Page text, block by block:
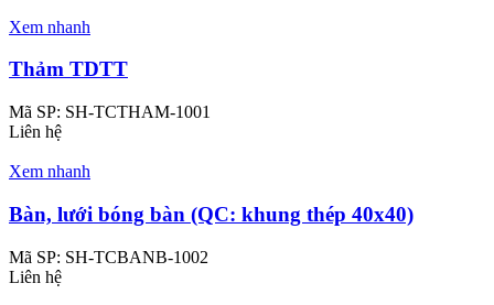
Xem nhanh
Thảm TDTT
Mã SP: SH-TCTHAM-1001
Liên hệ
Xem nhanh
Bàn, lưới bóng bàn (QC: khung thép 40x40)
Mã SP: SH-TCBANB-1002
Liên hệ